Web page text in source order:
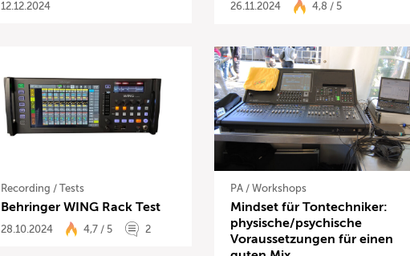
12.12.2024 26.11.2024 4,8 / 5
Recording / Tests
Behringer WING Rack Test
28.10.2024 4,7 / 5 2
PA /Workshops
Mindset für Tontechniker:
physische/psychische
Voraussetzungen für einen